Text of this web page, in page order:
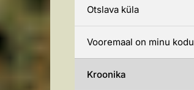
Otslava küla
Vooremaal on minu kodu
Kroonika